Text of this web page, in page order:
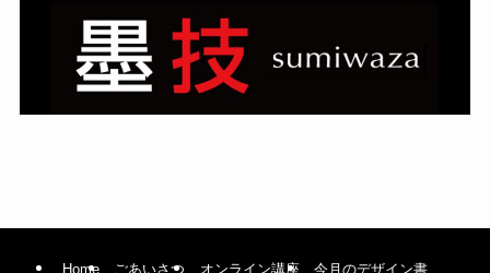
Home ごあいさつ オンライン講座 今月のデザイン書